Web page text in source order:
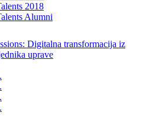
2018
Alumni
Digitalna transformacija iz
uprave